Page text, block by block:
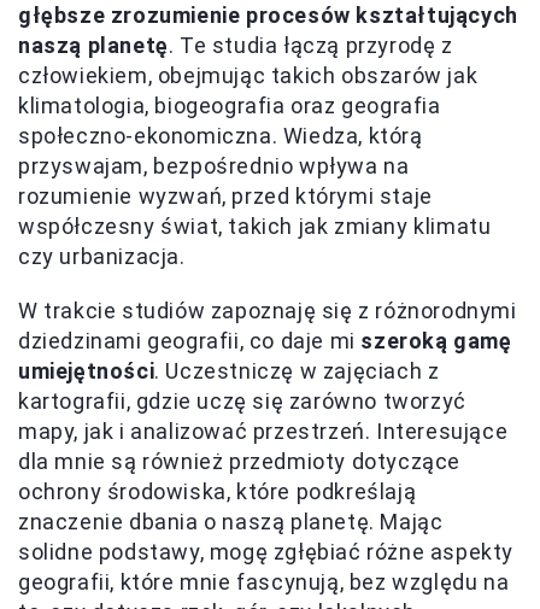
głębsze zrozumienie procesów kształtujących
naszą planetę. Te studia łączą przyrodę z
człowiekiem, obejmując takich obszarów jak
klimatologia, biogeografia oraz geografia
społeczno-ekonomiczna. Wiedza, którą
przyswajam, bezpośrednio wpływa na
rozumienie wyzwań, przed którymi staje
współczesny świat, takich jak zmiany klimatu
czy urbanizacja.
W trakcie studiów zapoznaję się z różnorodnymi
dziedzinami geografii, co daje mi szeroką gamę
umiejętności. Uczestniczę w zajęciach z
kartografii, gdzie uczę się zarówno tworzyć
mapy, jak i analizować przestrzeń. Interesujące
dla mnie są również przedmioty dotyczące
ochrony środowiska, które podkreślają
znaczenie dbania o naszą planetę. Mając
solidne podstawy, mogę zgłębiać różne aspekty
geografii, które mnie fascynują, bez względu na